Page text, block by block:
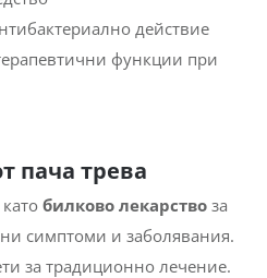
действие
функции при
пача трева
билково лекарствоза
симптоми и заболявания.
за традиционно лечение.